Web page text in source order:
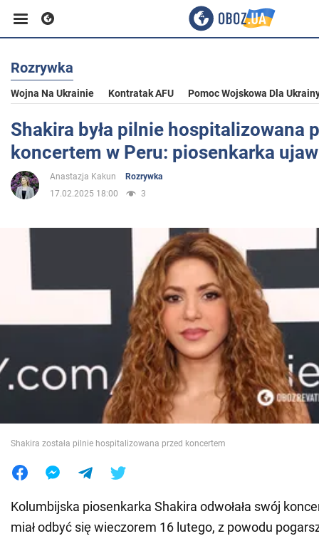
Biznes
Sport
Rozrywka
Polityka
Jedzenie
Rozrywka
Wojna Na Ukrainie Kontratak AFU Pomoc Wojskowa Dla
Shakira była pilnie hospitalizowana
koncertem w Peru: piosenkarka
Anastazja Kakun
Rozrywka
17.02.2025 18:00
3
Shakira została pilnie hospitalizowana przed koncertem
Kolumbijska piosenkarka Shakira odwołała swój
miał odbyć się wieczorem 16 lutego, z powodu